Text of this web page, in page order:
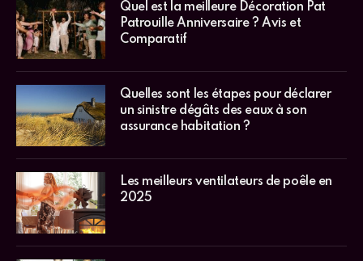
Quel est la meilleure Décoration Pat
Patrouille Anniversaire ? Avis et
Comparatif
Quelles sont les étapes pour déclarer
un sinistre dégâts des eaux à son
assurance habitation ?
Les meilleurs ventilateurs de poêle en
2025